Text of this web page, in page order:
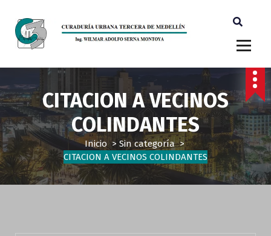
CITACION A VECINOS
COLINDANTES
Inicio>Sin categoría>
CITACION A VECINOS COLINDANTES